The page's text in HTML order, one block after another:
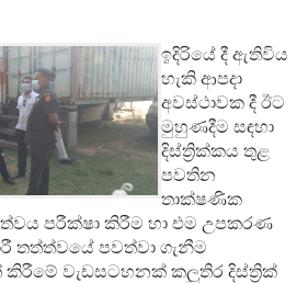
ඉදිරියේ දී ඇතිවිය
හැකි ආපදා
අවස්ථාවක දී ඊට
මුහුණදීම සඳහා
දිස්ත්‍රික්කය තුළ
පවතින
තාක්ෂණික
පරීක්ෂා කිරීම හා එම උපකරණ
තත්ත්වයේ පවත්වා ගැනීම
වැඩසටහනක් කලුතිර දිස්ත්‍රික්